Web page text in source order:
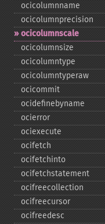
ocicolumnname
ocicolumnprecision
ocicolumnscale
ocicolumnsize
ocicolumntype
ocicolumntyperaw
ocicommit
ocidefinebyname
ocierror
ociexecute
ocifetch
ocifetchinto
ocifetchstatement
ocifreecollection
ocifreecursor
ocifreedesc